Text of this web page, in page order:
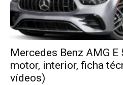
Mercedes Benz AMG
motor, interior, ficha
vídeos)